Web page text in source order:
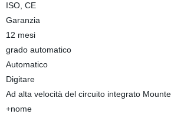
ISO, CE
Garanzia
12 mesi
grado automatico
Automatico
Digitare
Ad alta velocità del circuito integrato
+nome